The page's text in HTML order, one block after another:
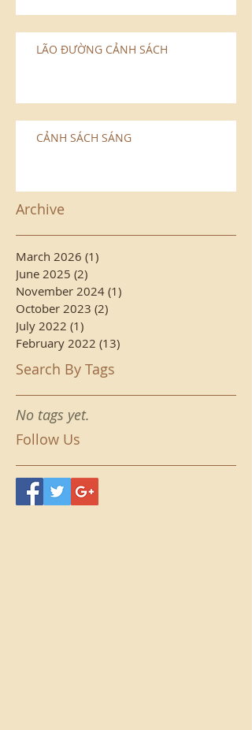
LÃO ÐƯỜNG CẢNH SÁCH
CẢNH SÁCH SÁNG
Archive
March 2026 (1)
June 2025 (2)
November 2024 (1)
October 2023 (2)
July 2022 (1)
February 2022 (13)
Search By Tags
No tags yet.
Follow Us